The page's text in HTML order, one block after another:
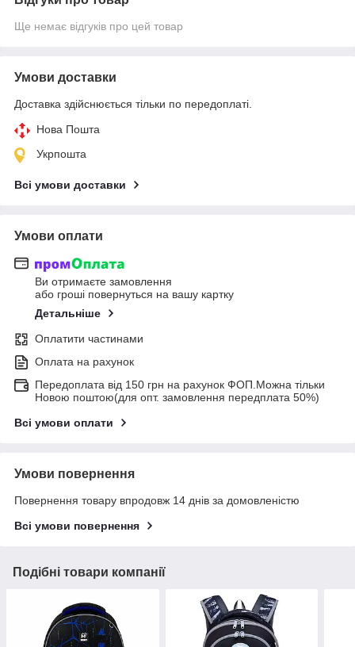
Ще немає відгуків про цей товар
Умови доставки
Доставка здійснюється тільки по передоплаті.
Нова Пошта
Укрпошта
Всі умови доставки
Умови оплати
Ви отримаєте замовлення
або гроші повернуться на вашу картку
Детальніше
Оплатити частинами
Оплата на рахунок
Передоплата від 150 грн на рахунок ФОП.Можна тільки
Новою поштою(для опт. замовлення передплата 50%)
Всі умови оплати
Умови повернення
Повернення товару впродовж 14 днів за домовленістю
Всі умови повернення
Подібні товари компанії